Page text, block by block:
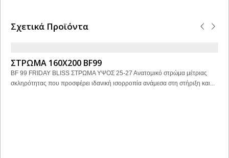
Σχετικά Προϊόντα
ΣΤΡΩΜΑ 160Χ200 BF99
BF 99 FRIDAY BLISS ΣΤΡΩΜΑ ΥΨΟΣ 25-27 Ανατομικό στρώμα μέτριας
σκληρότητας που προσφέρει ιδανική ισορροπία ανάμεσα στη στήριξη και...